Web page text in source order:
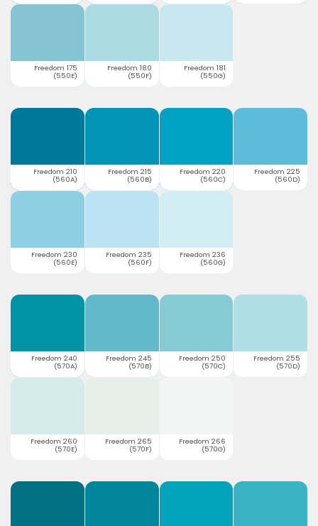
Freedom 175
(550E)
Freedom 180
(550F)
Freedom 181
(550G)
Freedom 210
(560A)
Freedom 215
(560B)
Freedom 220
(560C)
Freedom 225
(560D)
Freedom 230
(560E)
Freedom 235
(560F)
Freedom 236
(560G)
Freedom 240
(570A)
Freedom 245
(570B)
Freedom 250
(570C)
Freedom 255
(570D)
Freedom 260
(570E)
Freedom 265
(570F)
Freedom 266
(570G)